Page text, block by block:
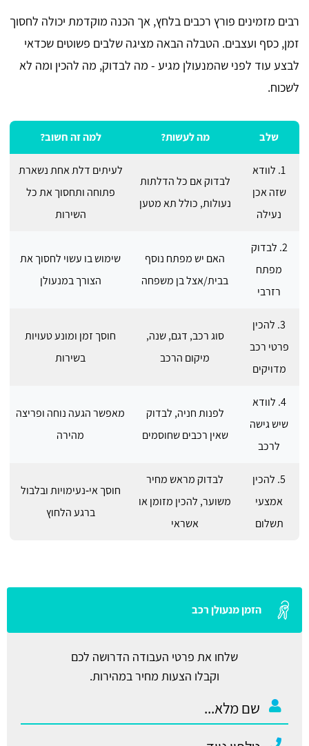
רבים מזמינים פורץ רכבים בלחץ, אך הכנה מוקדמת יכולה לחסוך
זמן, כסף ועצבים. הטבלה הבאה מציגה שלבים פשוטים שכדאי
לבצע עוד לפני שהמנעולן מגיע - מה לבדוק, מה להכין ומה לא
לשכוח.
שלב מה לעשות? למה זה חשוב?
1. לוודא
שזה אכן
נעילה
לבדוק אם כל הדלתות
נעולות, כולל תא מטען
לעיתים דלת אחת נשארת
פתוחה ותחסוך את כל
השירות
2. לבדוק
מפתח
רזרבי
האם יש מפתח נוסף
בבית/אצל בן משפחה
שימוש בו עשוי לחסוך את
הצורך במנעולן
3. להכין
פרטי רכב
מדויקים
סוג רכב, דגם, שנה,
מיקום הרכב
חוסך זמן ומונע טעויות
בשירות
4. לוודא
שיש גישה
לרכב
לפנות חניה, לבדוק
שאין רכבים שחוסמים
מאפשר הגעה נוחה ופריצה
מהירה
5. להכין
אמצעי
תשלום
לבדוק מראש מחיר
משוער, להכין מזומן או
אשראי
חוסך אי‑נעימויות ובלבול
ברגע הלחוץ
הזמן מנעולן רכב
שלחו את פרטי העבודה הדרושה לכם
וקבלו הצעות מחיר במהירות.